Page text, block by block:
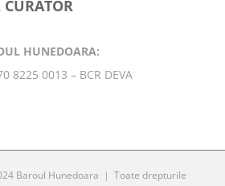
HUNEDOARA:
8225 0013 – BCR DEVA
Baroul Hunedoara | Toate drepturile